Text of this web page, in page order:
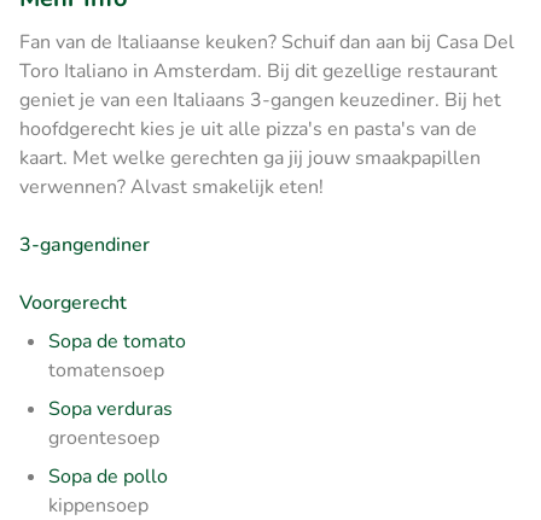
Fan van de Italiaanse keuken? Schuif dan aan bij Casa Del
Toro Italiano in Amsterdam. Bij dit gezellige restaurant
geniet je van een Italiaans 3-gangen keuzediner. Bij het
hoofdgerecht kies je uit alle pizza's en pasta's van de
kaart. Met welke gerechten ga jij jouw smaakpapillen
verwennen? Alvast smakelijk eten!
3-gangendiner
Voorgerecht
Sopa de tomato
tomatensoep
Sopa verduras
groentesoep
Sopa de pollo
kippensoep